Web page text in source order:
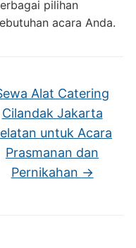
pilihan
acara Anda.
Alat Catering
Cilandak Jakarta
untuk Acara
Prasmanan dan
Pernikahan →